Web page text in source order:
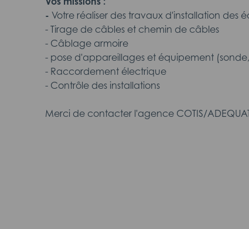
- Votre réaliser des travaux d'installation des
- Tirage de câbles et chemin de câbles
- Câblage armoire
- pose d'appareillages et équipement
- Raccordement électrique
- Contrôle des installations
Merci de contacter l'agence COTIS/